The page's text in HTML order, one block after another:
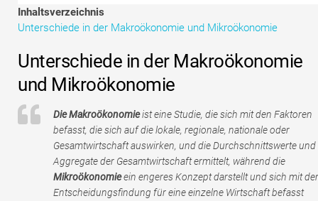
Tutorials zur Finanzmodellierung
Risikomanagement-Tutorials
Inhaltsverzeichnis
Unterschiede in der Makroökonomie und Mikroökonomie
Unterschiede in der Makroökonomie
und Mikroökonomie
Die Makroökonomieist eine Studie, die sich mit den Faktoren
befasst, die sich auf die lokale, regionale, nationale oder
Gesamtwirtschaft auswirken, und die Durchschnittswerte und
Aggregate der Gesamtwirtschaft ermittelt, während die
Mikroökonomieein engeres Konzept darstellt und sich mit der
Entscheidungsfindung für eine einzelne Wirtschaft befasst